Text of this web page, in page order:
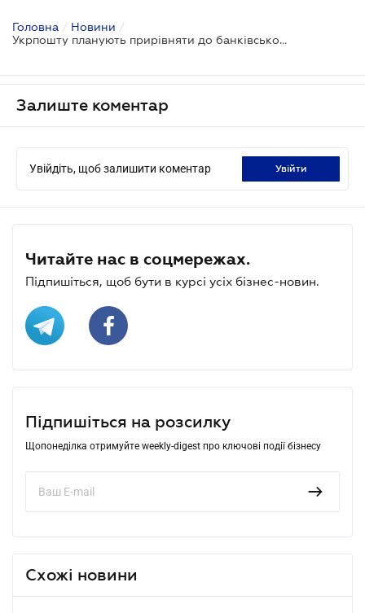
Головна / Новини /
Укрпошту планують прирівняти до банківської установи: що це означає
Залиште коментар
Увійдіть, щоб залишити коментар увійти
Читайте нас в соцмережах.
Підпишіться, щоб бути в курсі усіх бізнес-новин.
Підпишіться на розсилку
Щопонеділка отримуйте weekly-digest про ключові події бізнесу
Схожі новини